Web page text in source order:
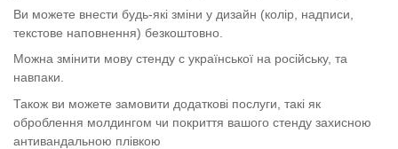
Ви можете внести будь-які зміни у дизайн (колір, надписи,
текстове наповнення) безкоштовно.
Можна змінити мову стенду с української на російську, та
навпаки.
Також ви можете замовити додаткові послуги, такі як
оброблення молдингом чи покриття вашого стенду захисною
антивандальною плівкою